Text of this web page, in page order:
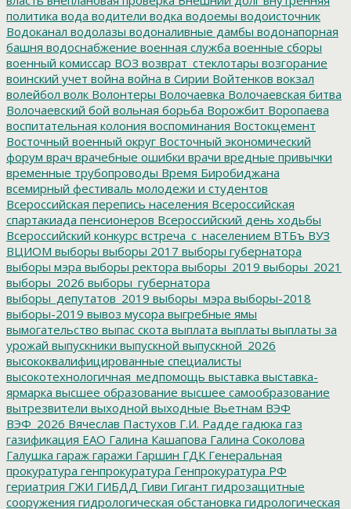
политика вода водители водка водоемы водоисточник
Водоканал водолазы водоналивные дамбы водонапорная
башня водоснабжение военная служба военные сборы
военный комиссар ВОЗ возврат_стеклотары возгорание
воинский учет война война в Сирии Войтенков вокзал
волейбол волк Волонтеры Волочаевка Волочаевская битва
Волочаевский бой вольная борьба Ворожбит Воропаева
воспитательная колония воспоминания Востокцемент
Восточный военный округ Восточный экономический
форум врач врачебные ошибки врачи вредные привычки
временные трубопроводы Время Биробиджана
всемирный фестиваль молодежи и студентов
Всероссийская перепись населения Всероссийская
спартакиада пенсионеров Всероссийский день ходьбы
Всероссийский конкурс встреча_с_населением ВТБъ ВУЗ
ВЦИОМ выборы выборы 2017 выборы губернатора
выборы мэра выборы ректора выборы_2019 выборы_2021
выборы_2026 выборы_губернатора
выборы_депутатов_2019 выборы_мэра выборы-2018
выборы-2019 вывоз мусора выгребные ямы
вымогательство выпас скота выплата выплаты выплаты за
урожай выпускники выпускной выпускной_2026
высококвалифицированные специалисты
высокотехнологичная_медпомощь выставка выставка-
ярмарка высшее образование высшее самообразование
вытрезвители выходной выходные Вьетнам ВЭФ
ВЭФ_2026 Вячеслав Пастухов Г.И. Радде гадюка газ
газификация ЕАО Галина Кашапова Галина Соколова
Галушка гараж гаражи Гаршин ГДК Генеральная
прокуратура генпрокуратура Генпрокуратура РФ
гериатрия ГЖИ ГИБДД Гиви Гигант гидрозащитные
сооружения гидрологическая обстановка гидрологическая